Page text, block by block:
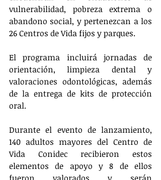
vulnerabilidad, pobreza extrema o
abandono social, y pertenezcan a los
26 Centros de Vida fijos y parques.
El programa incluirá jornadas de
orientación, limpieza dental y
valoraciones odontológicas, además
de la entrega de kits de protección
oral.
Durante el evento de lanzamiento,
140 adultos mayores del Centro de
Vida Conidec recibieron estos
elementos de apoyo y 8 de ellos